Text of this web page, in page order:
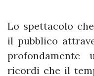
Lo spettacolo
il pubblico
profondamente
ricordi che il